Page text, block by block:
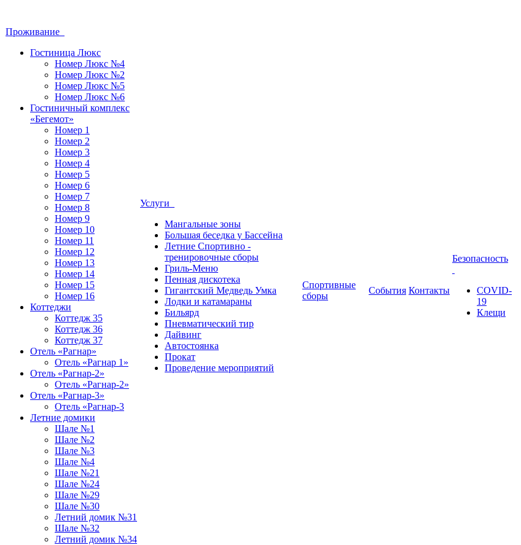
Проживание
Гостиница Люкс
Номер Люкс №4
Номер Люкс №2
Номер Люкс №5
Номер Люкс №6
Гостиничный комплекс
«Бегемот»
Номер 1
Номер 2
Номер 3
Номер 4
Номер 5
Номер 6
Номер 7
Номер 8
Номер 9
Номер 10
Номер 11
Номер 12
Номер 13
Номер 14
Номер 15
Номер 16
Коттеджи
Коттедж 35
Коттедж 36
Коттедж 37
Отель «Рагнар»
Отель «Рагнар 1»
Отель «Рагнар-2»
Отель «Рагнар-2»
Отель «Рагнар-3»
Отель «Рагнар-3
Летние домики
Шале №1
Шале №2
Шале №3
Шале №4
Шале №21
Шале №24
Шале №29
Шале №30
Летний домик №31
Шале №32
Летний домик №34
Услуги
Мангальные зоны
Большая беседка у Бассейна
Летние Спортивно -
тренировочные сборы
Гриль-Меню
Пенная дискотека
Гигантский Медведь Умка
Лодки и катамараны
Бильярд
Пневматический тир
Дайвинг
Автостоянка
Прокат
Проведение мероприятий
Спортивные
сборы
События Контакты
Безопасность
COVID-
19
Клещи